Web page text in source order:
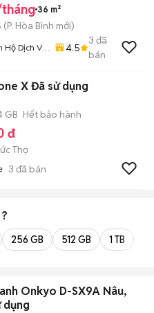
36 m²
(P. Hòa Bình mới)
Hộ Dịch Vụ
4.5
3 đã
bán
Apple iPhone X Đã sử dụng
GB Hết bảo hành
đ
Thọ
3 đã bán
256 GB 512 GB 1 TB
Onkyo D-SX9A Nâu,
dụng